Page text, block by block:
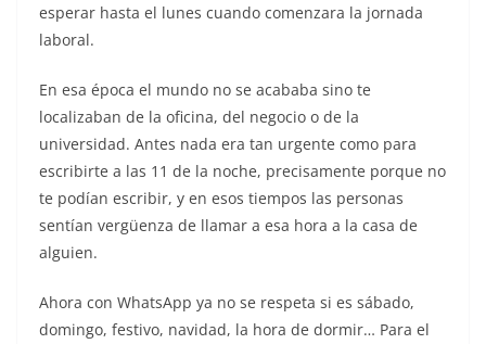
esperar hasta el lunes cuando comenzara la jornada
laboral.
En esa época el mundo no se acababa sino te
localizaban de la oficina, del negocio o de la
universidad. Antes nada era tan urgente como para
escribirte a las 11 de la noche, precisamente porque no
te podían escribir, y en esos tiempos las personas
sentían vergüenza de llamar a esa hora a la casa de
alguien.
Ahora con WhatsApp ya no se respeta si es sábado,
domingo, festivo, navidad, la hora de dormir… Para el